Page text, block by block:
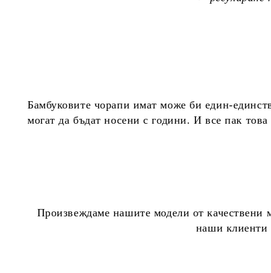
Бамбуковите чорапи имат може би един-
могат да бъдат носени с години. И все пак
Произвеждаме нашите модели от качествени
наши клиенти